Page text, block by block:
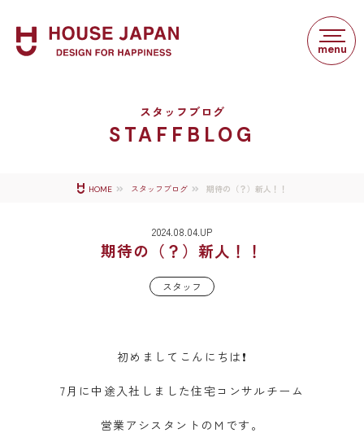
スタッフブログ
STAFFBLOG
HOME スタッフブログ 期待の（？）新人！！
2024.08.04.UP
期待の（？）新人！！
スタッフ
初めましてこんにちは❗
7月に中途入社しました住宅コンサルチーム
営業アシスタントのＭです。